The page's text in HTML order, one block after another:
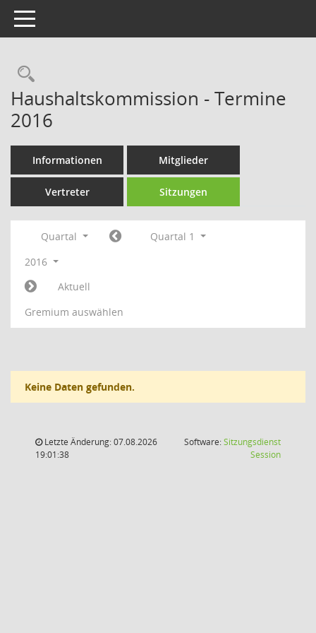
Toggle navigation
Rechercheauswahl
Haushaltskommission - Termine
2016
Informationen Mitglieder
Vertreter Sitzungen
Quartal
Quartal 1
2016
Aktuell
Gremium auswählen
Keine Daten gefunden.
Letzte Änderung: 07.08.2026
19:01:38
Software:Sitzungsdienst
Session(Wird in